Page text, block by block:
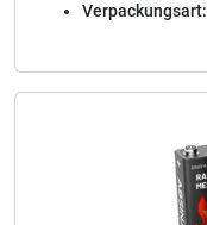
Verpackungsart: